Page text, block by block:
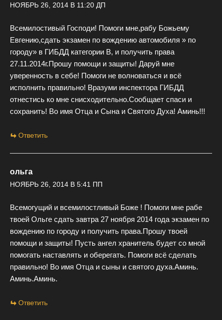
НОЯБРЬ 26, 2014 В 11:20 ДП
Всемилостивый Господи! Помоги мне,рабу Божьему
Евгению,сдать экзамен по вождению автомобиля » по
городу» в ГИБДД категории В, и получить права
27.11.2014г.Прошу помощи и защиты! Даруй мне
уверенность в себе! Помоги не волноваться и всё
исполнить правильно! Вразуми инспектора ГИБДД
отнестись ко мне снисходительно.Сообщает спаси и
сохранить! Во имя Отца и Сына и Святого Духа! Аминь!!!
Ответить
ольга
НОЯБРЬ 26, 2014 В 5:41 ПП
Всемогущий и всемилостливый Боже ! Помоги мне рабе
твоей Ольге сдать завтра 27 ноября 2014 года экзамен по
вождению по городу и получить права.Прошу твоей
помощи и защиты! Пусть ангел хранитель будет со мной
помогать наставлять и оберегать. Помоги всё сделать
правильно! Во имя Отца и сыны и святого духа.Аминь.
Аминь.Аминь.
Ответить